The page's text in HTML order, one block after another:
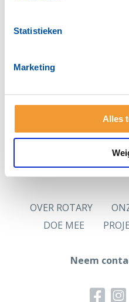
Statistieken
Marketing
Alles
Hulp bij inloggen
Vraag dan eerst
Hoofdlettergevoelig
Let op: Je wachtwoord is
Jouw in de
e-mailadres is jouw
OVER ROTARY
DOE MEE
Neem